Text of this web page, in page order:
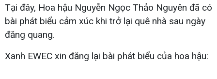
Tại đây, Hoa hậu Nguyễn Ngọc Thảo Nguyên đã có
bài phát biểu cảm xúc khi trở lại quê nhà sau ngày
đăng quang.
Xanh EWEC xin đăng lại bài phát biểu của hoa hậu: